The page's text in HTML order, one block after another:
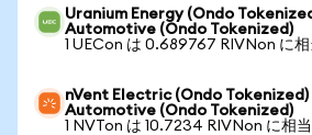
Uranium Energy (Ondo
Automotive (Ondo Tokenized)
1 UECon は 0.689767 RIVNon に相
nVent Electric (Ondo Tokenized)
Automotive (Ondo Tokenized)
1 NVTon は 10.7234 RIVNon に相当